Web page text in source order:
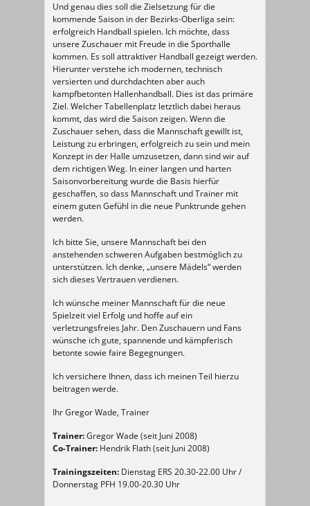
Und genau dies soll die Zielsetzung für die
kommende Saison in der Bezirks-Oberliga sein:
erfolgreich Handball spielen. Ich möchte, dass
unsere Zuschauer mit Freude in die Sporthalle
kommen. Es soll attraktiver Handball gezeigt werden.
Hierunter verstehe ich modernen, technisch
versierten und durchdachten aber auch
kampfbetonten Hallenhandball. Dies ist das primäre
Ziel. Welcher Tabellenplatz letztlich dabei heraus
kommt, das wird die Saison zeigen. Wenn die
Zuschauer sehen, dass die Mannschaft gewillt ist,
Leistung zu erbringen, erfolgreich zu sein und mein
Konzept in der Halle umzusetzen, dann sind wir auf
dem richtigen Weg. In einer langen und harten
Saisonvorbereitung wurde die Basis hierfür
geschaffen, so dass Mannschaft und Trainer mit
einem guten Gefühl in die neue Punktrunde gehen
werden.
Ich bitte Sie, unsere Mannschaft bei den
anstehenden schweren Aufgaben bestmöglich zu
unterstützen. Ich denke, „unsere Mädels“ werden
sich dieses Vertrauen verdienen.
Ich wünsche meiner Mannschaft für die neue
Spielzeit viel Erfolg und hoffe auf ein
verletzungsfreies Jahr. Den Zuschauern und Fans
wünsche ich gute, spannende und kämpferisch
betonte sowie faire Begegnungen.
Ich versichere Ihnen, dass ich meinen Teil hierzu
beitragen werde.
Ihr Gregor Wade, Trainer
Trainer:Gregor Wade (seit Juni 2008)
Co-Trainer: Hendrik Flath (seit Juni 2008)
Trainingszeiten: Dienstag ERS 20.30-22.00 Uhr /
Donnerstag PFH 19.00-20.30 Uhr